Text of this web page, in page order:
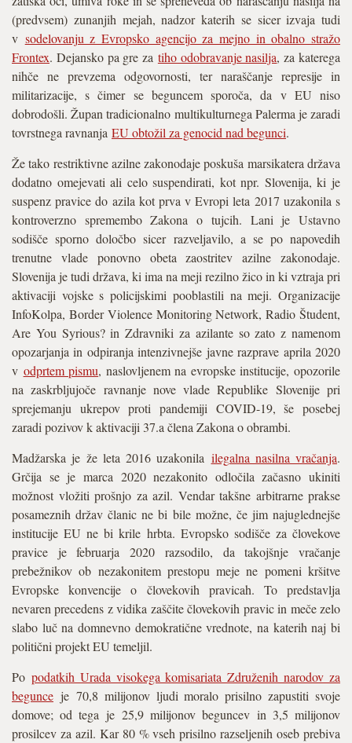
(predvsem) zunanjih mejah, nadzor katerih se sicer izvaja tudi
v sodelovanju z Evropsko agencijo za mejno in obalno stražo
Frontex. Dejansko pa gre za tiho odobravanje nasilja, za katerega
nihče ne prevzema odgovornosti, ter naraščanje represije in
militarizacije, s čimer se beguncem sporoča, da v EU niso
dobrodošli. Župan tradicionalno multikulturnega Palerma je zaradi
tovrstnega ravnanja EU obtožil za genocid nad begunci.
Že tako restriktivne azilne zakonodaje poskuša marsikatera država
dodatno omejevati ali celo suspendirati, kot npr. Slovenija, ki je
suspenz pravice do azila kot prva v Evropi leta 2017 uzakonila s
kontroverzno spremembo Zakona o tujcih. Lani je Ustavno
sodišče sporno določbo sicer razveljavilo, a se po napovedih
trenutne vlade ponovno obeta zaostritev azilne zakonodaje.
Slovenija je tudi država, ki ima na meji rezilno žico in ki vztraja pri
aktivaciji vojske s policijskimi pooblastili na meji. Organizacije
InfoKolpa, Border Violence Monitoring Network, Radio Študent,
Are You Syrious? in Zdravniki za azilante so zato z namenom
opozarjanja in odpiranja intenzivnejše javne razprave aprila 2020
v odprtem pismu, naslovljenem na evropske institucije, opozorile
na zaskrbljujoče ravnanje nove vlade Republike Slovenije pri
sprejemanju ukrepov proti pandemiji COVID-19, še posebej
zaradi pozivov k aktivaciji 37.a člena Zakona o obrambi.
Madžarska je že leta 2016 uzakonila ilegalna nasilna vračanja.
Grčija se je marca 2020 nezakonito odločila začasno ukiniti
možnost vložiti prošnjo za azil. Vendar takšne arbitrarne prakse
posameznih držav članic ne bi bile možne, če jim najuglednejše
institucije EU ne bi krile hrbta. Evropsko sodišče za človekove
pravice je februarja 2020 razsodilo, da takojšnje vračanje
prebežnikov ob nezakonitem prestopu meje ne pomeni kršitve
Evropske konvencije o človekovih pravicah. To predstavlja
nevaren precedens z vidika zaščite človekovih pravic in meče zelo
slabo luč na domnevno demokratične vrednote, na katerih naj bi
politični projekt EU temeljil.
Po podatkih Urada visokega komisariata Združenih narodov za
begunce je 70,8 milijonov ljudi moralo prisilno zapustiti svoje
domove; od tega je 25,9 milijonov beguncev in 3,5 milijonov
prosilcev za azil. Kar 80 % vseh prisilno razseljenih oseb prebiva